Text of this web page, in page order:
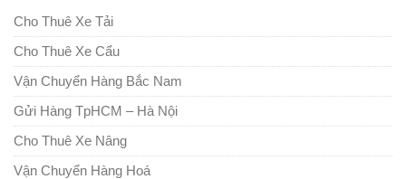
Cho Thuê Xe Tải
Cho Thuê Xe Cẩu
Vận Chuyển Hàng Bắc Nam
Gửi Hàng TpHCM – Hà Nội
Cho Thuê Xe Nâng
Vận Chuyển Hàng Hoá